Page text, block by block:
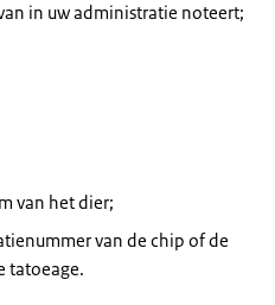
in uw administratie noteert;
van het dier;
van de chip of de
tatoeage.